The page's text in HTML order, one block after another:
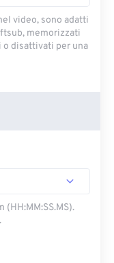
video, sono adatti
memorizzati
​​o disattivati ​​per una